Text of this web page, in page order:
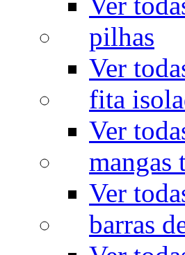
pilhas
Ver
fita
Ver
mangas
Ver
barras